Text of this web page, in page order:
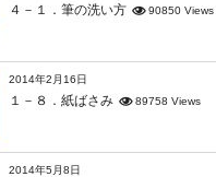
４－１．筆の洗い方 90850 Views
2014年2月16日
１－８．紙ばさみ 89758 Views
2014年5月8日